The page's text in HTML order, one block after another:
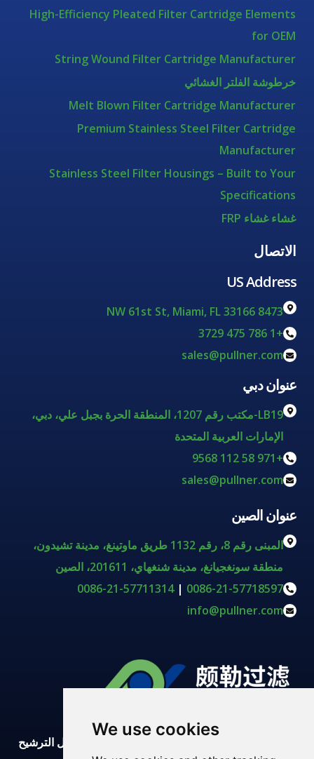
We use cookies
تقوم شركة شنغهاي بولنر بتطوير وتصنيع وتوريد حلول الترشيح
High-Efficiency Pleated Filter Cartridge Elements
for OEM
String Wound Filter Cartridge Manufacturer
خرطوشة الفلتر الغشائي
Melt Blown Filter Cartridge Manufacturer
Premium Stainless Steel Filter Cartridge
Manufacturer
Stainless Steel Filter Housings – Built to Your
Specifications
غشاء غشاء FRP
الاتصال
US Address
8473 NW 61st St, Miami, FL 33166
+1 786 475 3729
sales@pullner.com
عنوان دبي
LB19-مكتب رقم 1207، المنطقة الحرة بجبل علي، دبي،
الإمارات العربية المتحدة
+971 58 112 9568
sales@pullner.com
عنوان الصين
المبنى رقم 8، رقم 1132 طريق ماوتينغ، مدينة تشيدون،
منطقة سونغجيانغ، مدينة شنغهاي، 201611، الصين
0086-21-57718597
|
0086-21-57711314
info@pullner.com